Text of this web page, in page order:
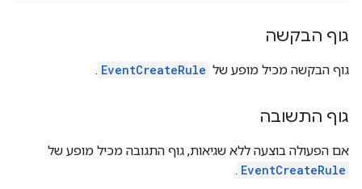
גוף הבקשה
גוף הבקשה מכיל מופע של EventCreateRule
.
גוף התשובה
אם הפעולה בוצעה ללא שגיאות, גוף התגובה מכיל מופע של
EventCreateRule
.